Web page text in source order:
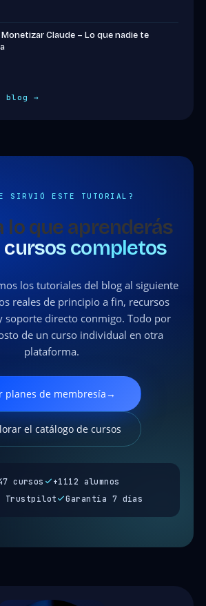
Claude – Lo que nadie te
blog →
ESTE TUTORIAL?
lo que aprenderás
cursos completos
los tutoriales del blog al siguiente
reales de principio a fin, recursos
soporte directo conmigo. Todo por
de un curso individual en otra
plataforma.
planes de membresía→
el catálogo de cursos
cursos
+1112 alumnos
Trustpilot
Garantía 7 días